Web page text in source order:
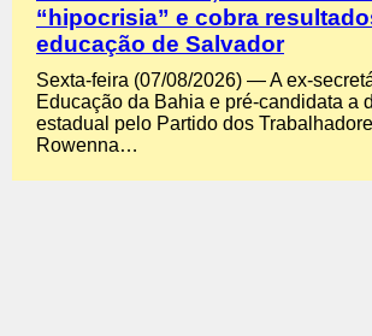
“hipocrisia” e cobra
educação de Salvador
Sexta-feira (07/08/2026) — A ex-
Educação da Bahia e pré-candidata a
estadual pelo Partido dos
Rowenna…